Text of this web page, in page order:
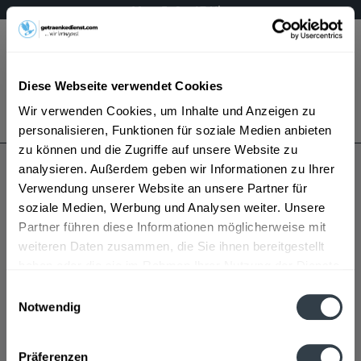
Diese Webseite verwendet Cookies
Wir verwenden Cookies, um Inhalte und Anzeigen zu
personalisieren, Funktionen für soziale Medien anbieten
zu können und die Zugriffe auf unsere Website zu
analysieren. Außerdem geben wir Informationen zu Ihrer
Verwendung unserer Website an unsere Partner für
soziale Medien, Werbung und Analysen weiter. Unsere
Partner führen diese Informationen möglicherweise mit
weiteren Daten zusammen, die Sie ihnen bereitgestellt
Notwendig
Präferenzen
Mo – Fr 9 – 17 Uhr
Menü
Bestellung widerrufen
Es gilt unsere Datenschutzerklärung
Remus Quelle
Remus Quelle wird in den folgenden Regionen,
Städten, Orten und Postleitzahl-Gebieten geliefert